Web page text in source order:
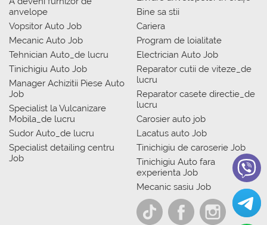
anvelope
Vopsitor Auto Job
Mecanic Auto Job
Tehnician Auto_de lucru
Tinichigiu Auto Job
Manager Achizitii Piese Auto
Job
Specialist la Vulcanizare
Mobila_de lucru
Sudor Auto_de lucru
Specialist detailing centru
Job
Bine sa stii
Cariera
Program de loialitate
Electrician Auto Job
Reparator cutii de viteze_de
lucru
Reparator casete directie_de
lucru
Carosier auto job
Lacatus auto Job
Tinichigiu de caroserie Job
Tinichigiu Auto fara
experienta Job
Mecanic sasiu Job